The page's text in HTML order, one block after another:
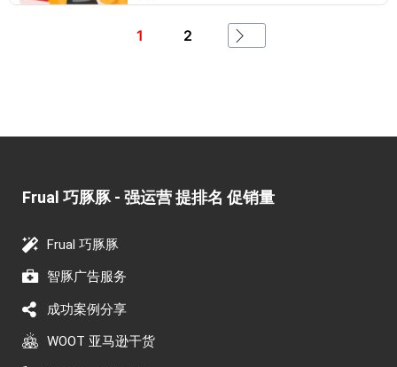
1 2
Frual 巧豚豚 - 强运营 提排名 促销量​
Frual 巧豚豚
智豚广告服务
成功案例分享
WOOT 亚马逊干货